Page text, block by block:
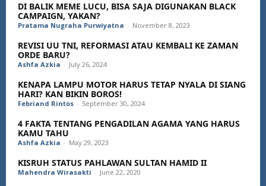
DI BALIK MEME LUCU, BISA SAJA DIGUNAKAN BLACK
CAMPAIGN, YAKAN?
Pratama Nugraha Purwiyatna - November 8, 2023
REVISI UU TNI, REFORMASI ATAU KEMBALI KE ZAMAN
ORDE BARU?
Ashfa Azkia - July 26, 2024
KENAPA LAMPU MOTOR HARUS TETAP NYALA DI SIANG
HARI? KAN BIKIN BOROS!
Febriand Rintos - September 30, 2024
4 FAKTA TENTANG PENGADILAN AGAMA YANG HARUS
KAMU TAHU
Ashfa Azkia - May 29, 2023
KISRUH STATUS PAHLAWAN SULTAN HAMID II
Mahendra Wirasakti - June 22, 2020